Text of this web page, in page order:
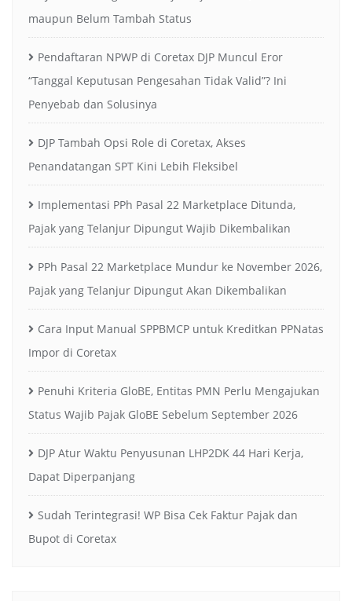
maupun Belum Tambah Status
Pendaftaran NPWP di Coretax DJP Muncul Eror
“Tanggal Keputusan Pengesahan Tidak Valid”? Ini
Penyebab dan Solusinya
DJP Tambah Opsi Role di Coretax, Akses
Penandatangan SPT Kini Lebih Fleksibel
Implementasi PPh Pasal 22 Marketplace Ditunda,
Pajak yang Telanjur Dipungut Wajib Dikembalikan
PPh Pasal 22 Marketplace Mundur ke November 2026,
Pajak yang Telanjur Dipungut Akan Dikembalikan
Cara Input Manual SPPBMCP untuk Kreditkan PPNatas
Impor di Coretax
Penuhi Kriteria GloBE, Entitas PMN Perlu Mengajukan
Status Wajib Pajak GloBE Sebelum September 2026
DJP Atur Waktu Penyusunan LHP2DK 44 Hari Kerja,
Dapat Diperpanjang
Sudah Terintegrasi! WP Bisa Cek Faktur Pajak dan
Bupot di Coretax